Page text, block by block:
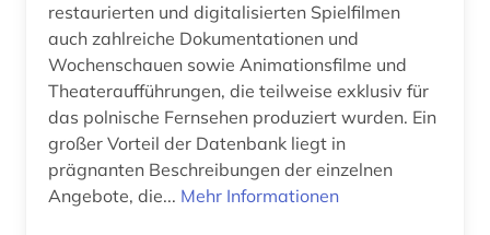
defa (1)
defa-studio für spielfilme (1)
dekorative kunst (1)
demokratie (1)
restaurierten und digitalisierten Spielfilmen
auch zahlreiche Dokumentationen und
Wochenschauen sowie Animationsfilme und
Theateraufführungen, die teilweise exklusiv für
das polnische Fernsehen produziert wurden. Ein
großer Vorteil der Datenbank liegt in
prägnanten Beschreibungen der einzelnen
Angebote, die... Mehr Informationen